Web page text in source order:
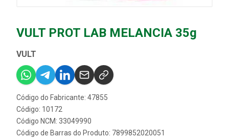
VULT PROT LAB MELANCIA 35g
VULT
Código do Fabricante: 47855
Código: 10172
Código NCM: 33049990
Código de Barras do Produto: 7899852020051